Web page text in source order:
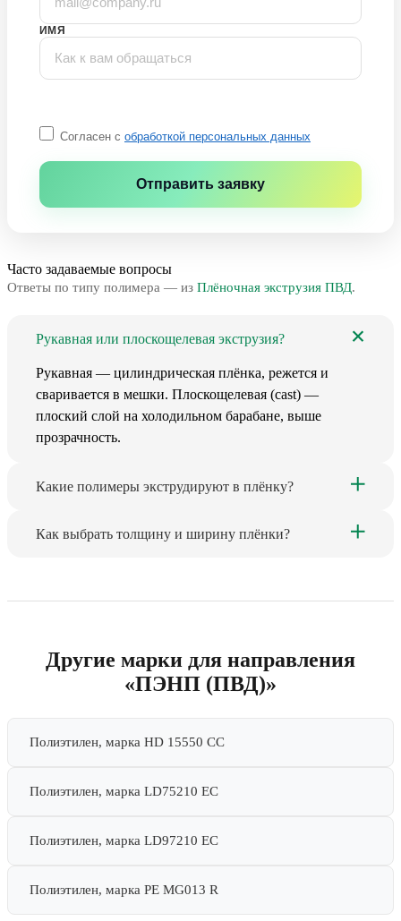
ИМЯ
Согласен с обработкой персональных данных
Отправить заявку
Часто задаваемые вопросы
Ответы по типу полимера — из Плёночная экструзия ПВД.
Рукавная или плоскощелевая экструзия?
Рукавная — цилиндрическая плёнка, режется и
сваривается в мешки. Плоскощелевая (cast) —
плоский слой на холодильном барабане, выше
прозрачность.
Какие полимеры экструдируют в плёнку?
Как выбрать толщину и ширину плёнки?
Другие марки для направления
«ПЭНП (ПВД)»
Полиэтилен, марка HD 15550 CC
Полиэтилен, марка LD75210 EC
Полиэтилен, марка LD97210 EC
Полиэтилен, марка PE MG013 R